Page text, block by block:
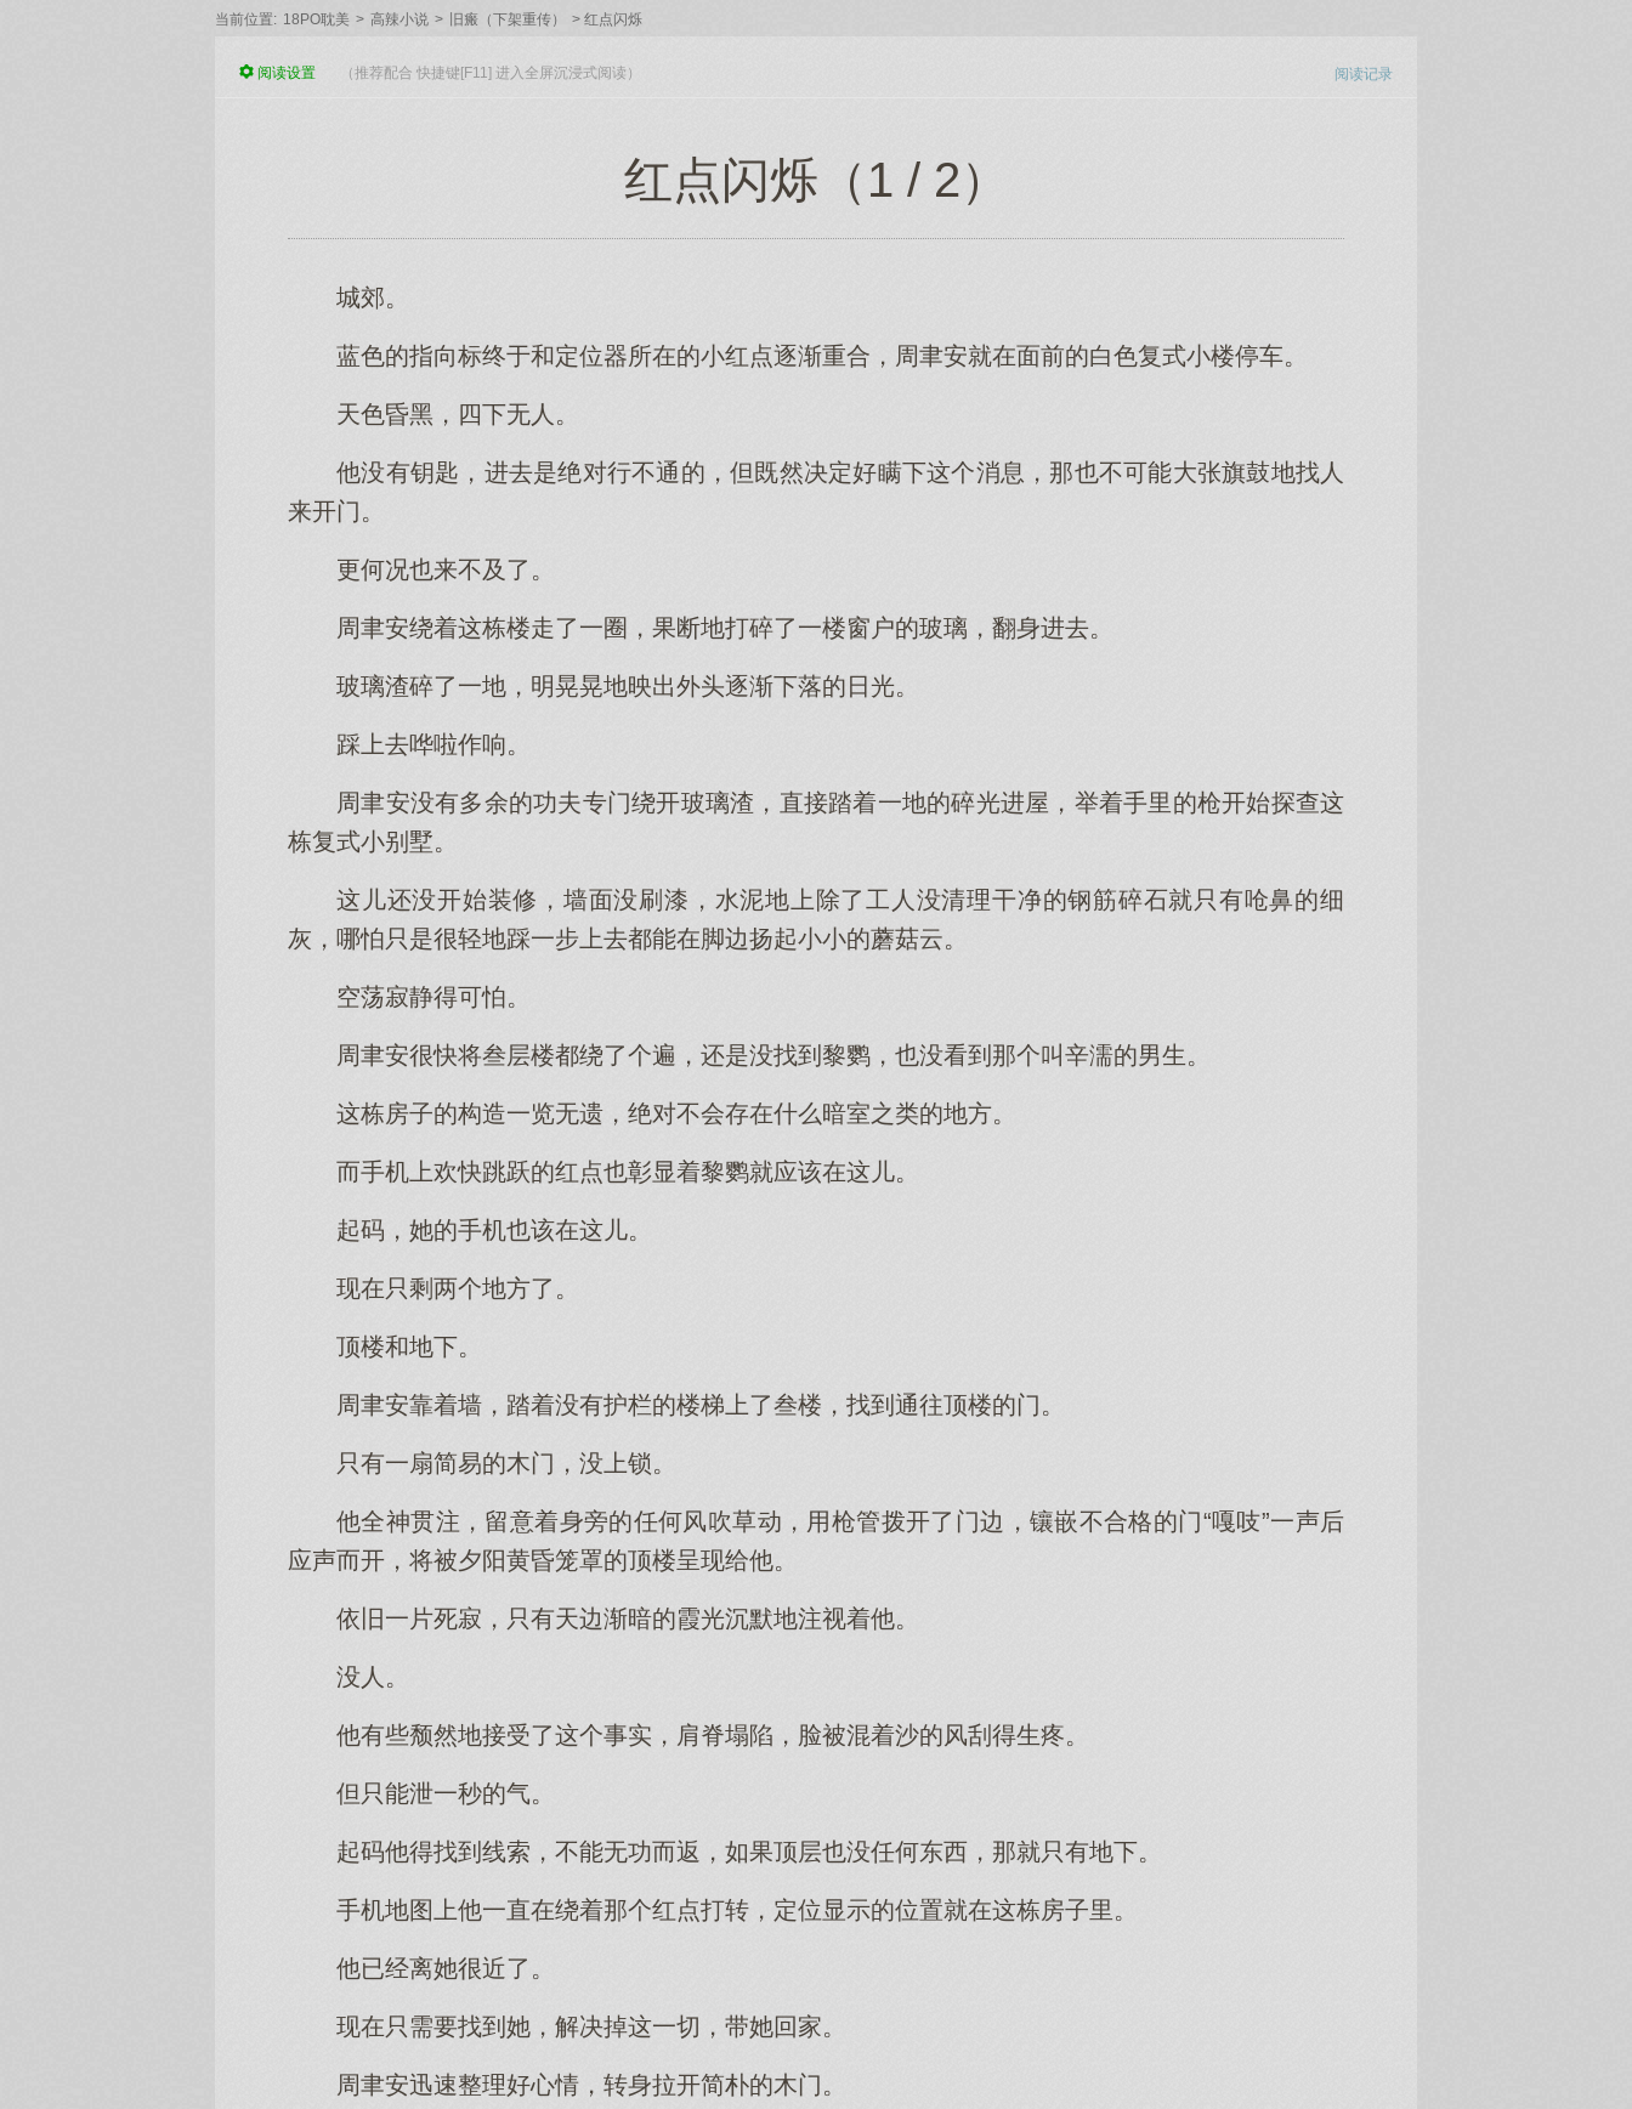
当前位置: 18PO耽美 > 高辣小说 > 旧瘢（下架重传） > 红点闪烁
阅读记录
阅读设置 （推荐配合 快捷键[F11] 进入全屏沉浸式阅读）
红点闪烁（1 / 2）
城郊。
蓝色的指向标终于和定位器所在的小红点逐渐重合，周聿安就在面前的白色复式小楼停车。
天色昏黑，四下无人。
他没有钥匙，进去是绝对行不通的，但既然决定好瞒下这个消息，那也不可能大张旗鼓地找人
来开门。
更何况也来不及了。
周聿安绕着这栋楼走了一圈，果断地打碎了一楼窗户的玻璃，翻身进去。
玻璃渣碎了一地，明晃晃地映出外头逐渐下落的日光。
踩上去哗啦作响。
周聿安没有多余的功夫专门绕开玻璃渣，直接踏着一地的碎光进屋，举着手里的枪开始探查这
栋复式小别墅。
这儿还没开始装修，墙面没刷漆，水泥地上除了工人没清理干净的钢筋碎石就只有呛鼻的细
灰，哪怕只是很轻地踩一步上去都能在脚边扬起小小的蘑菇云。
空荡寂静得可怕。
周聿安很快将叁层楼都绕了个遍，还是没找到黎鹦，也没看到那个叫辛濡的男生。
这栋房子的构造一览无遗，绝对不会存在什么暗室之类的地方。
而手机上欢快跳跃的红点也彰显着黎鹦就应该在这儿。
起码，她的手机也该在这儿。
现在只剩两个地方了。
顶楼和地下。
周聿安靠着墙，踏着没有护栏的楼梯上了叁楼，找到通往顶楼的门。
只有一扇简易的木门，没上锁。
他全神贯注，留意着身旁的任何风吹草动，用枪管拨开了门边，镶嵌不合格的门“嘎吱”一声后
应声而开，将被夕阳黄昏笼罩的顶楼呈现给他。
依旧一片死寂，只有天边渐暗的霞光沉默地注视着他。
没人。
他有些颓然地接受了这个事实，肩脊塌陷，脸被混着沙的风刮得生疼。
但只能泄一秒的气。
起码他得找到线索，不能无功而返，如果顶层也没任何东西，那就只有地下。
手机地图上他一直在绕着那个红点打转，定位显示的位置就在这栋房子里。
他已经离她很近了。
现在只需要找到她，解决掉这一切，带她回家。
周聿安迅速整理好心情，转身拉开简朴的木门。